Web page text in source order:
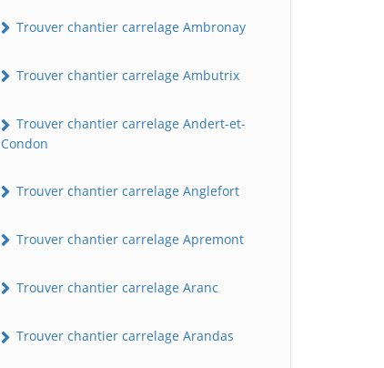
Trouver chantier carrelage Ambronay
Trouver chantier carrelage Ambutrix
Trouver chantier carrelage Andert-et-
Condon
Trouver chantier carrelage Anglefort
Trouver chantier carrelage Apremont
Trouver chantier carrelage Aranc
Trouver chantier carrelage Arandas